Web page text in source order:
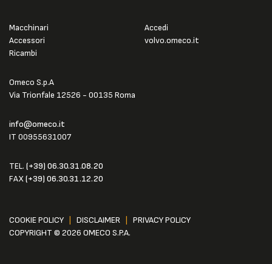
Omeco S.p.A
Via Trionfale 12526 - 00135 Roma
info@omeco.it
IT 00955631007
TEL. (+39) 06.30.31.08.20
FAX(+39) 06.30.31.12.20
Macchinari
Accessori
Ricambi
Accedi
volvo.omeco.it
COOKIE POLICY DISCLAIMER
PRIVACY POLICY
COPYRIGHT © 2026 OMECO S.P.A.